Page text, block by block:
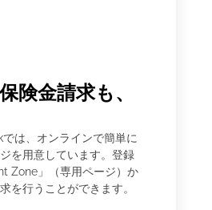
険金請求も、
は、オンラインで簡単に
を用意しています。登録
Zone」（専用ページ）か
を行うことができます。